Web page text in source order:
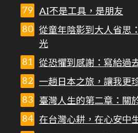
AI不是工具，是朋友
從童年陰影到大人省思
光
從恐懼到感謝：寫給過
一趟日本之旅，讓我更
臺灣人生的第二章：關
在台灣心耕，在心安中